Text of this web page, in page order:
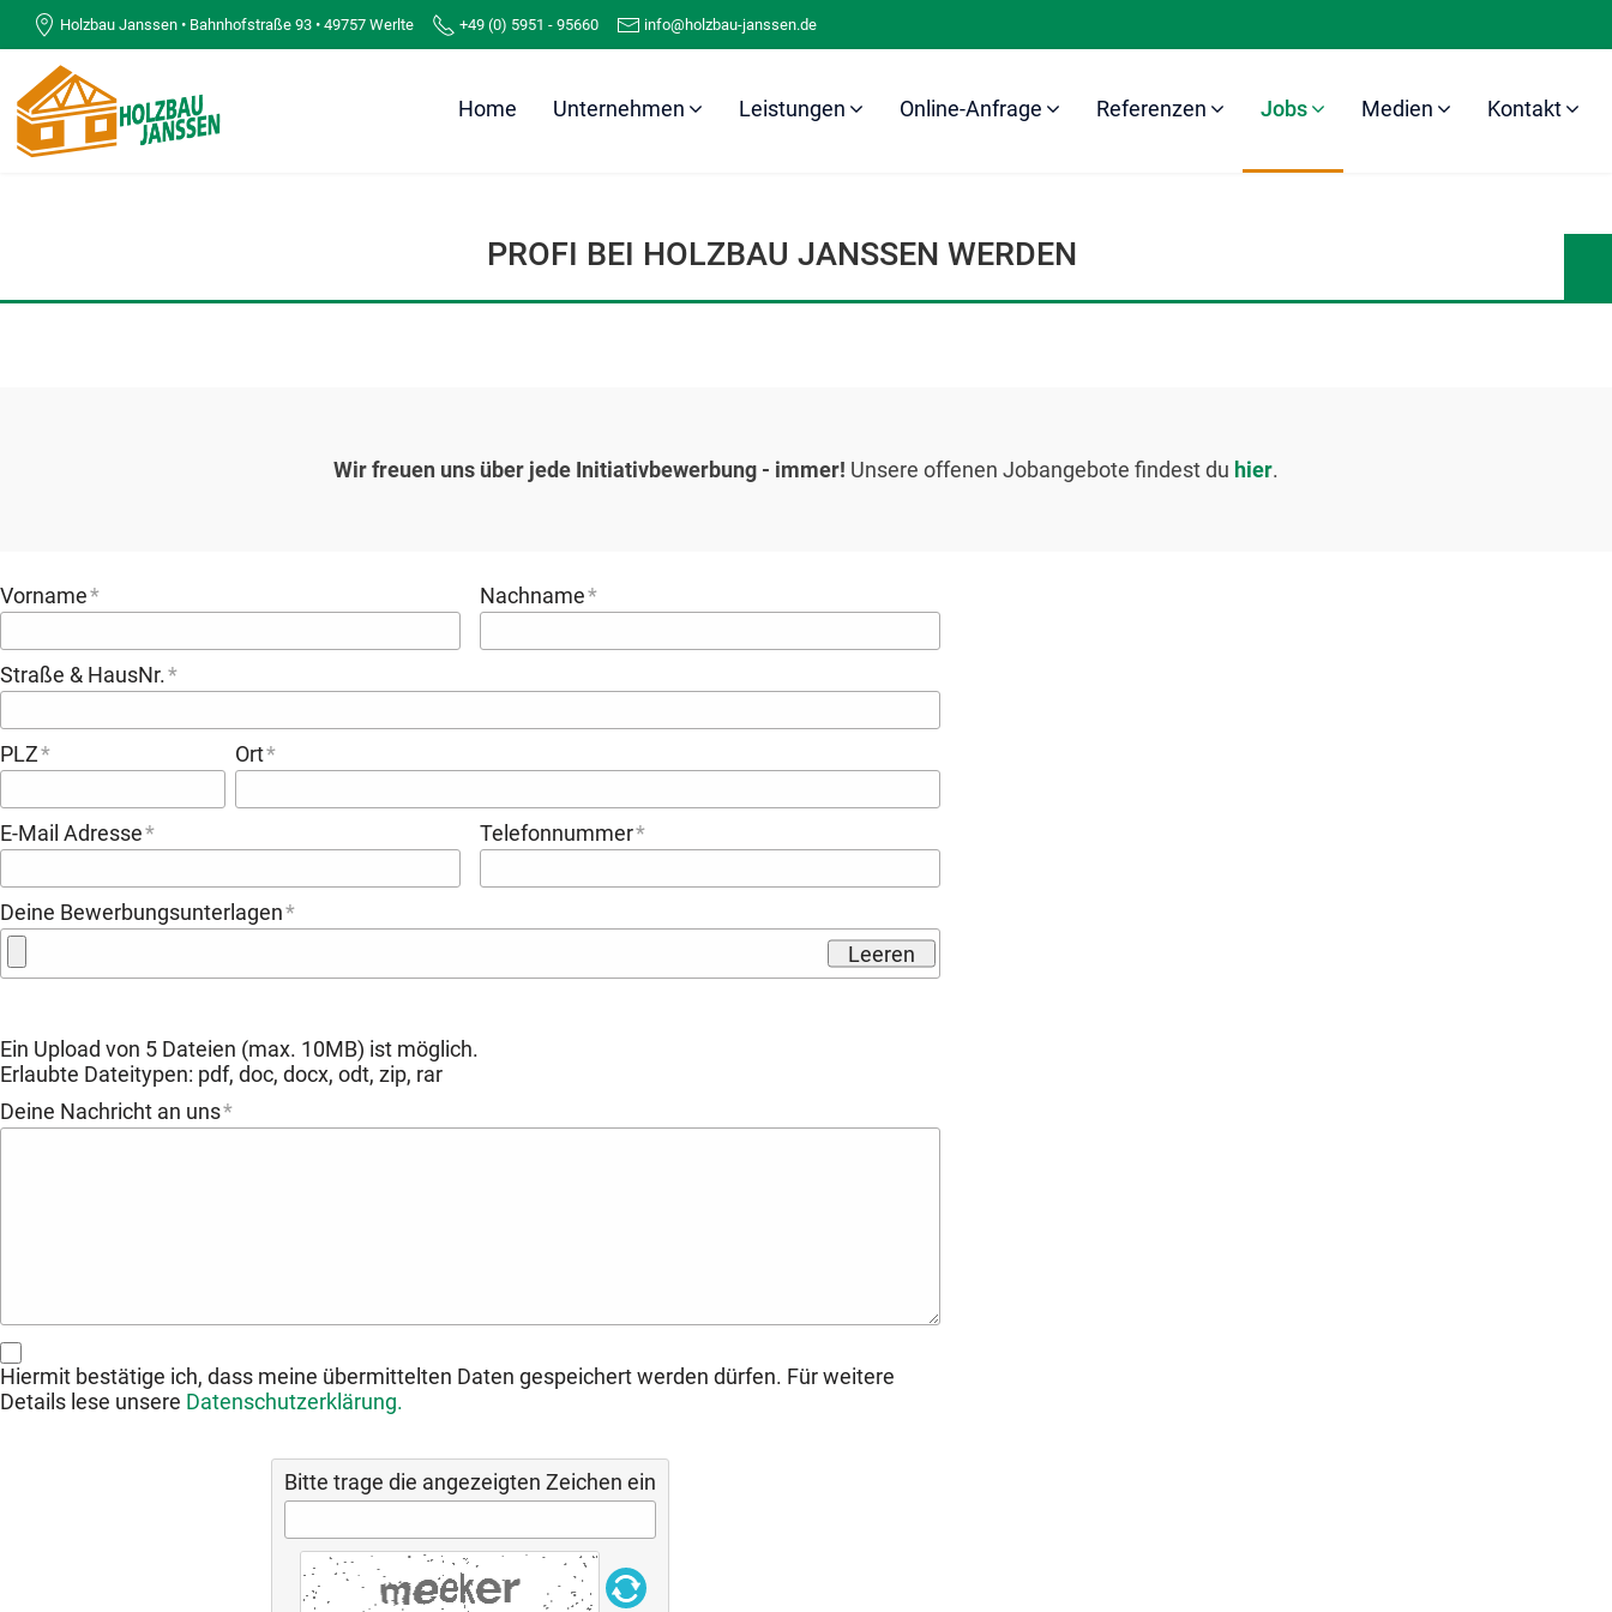
Holzbau Janssen • Bahnhofstraße 93 • 49757 Werlte +49 (0) 5951 - 95660 info@holzbau-janssen.de
Home Unternehmen Leistungen Online-Anfrage Referenzen Jobs Medien Kontakt
PROFI BEI HOLZBAU JANSSEN WERDEN
Wir freuen uns über jede Initiativbewerbung - immer! Unsere offenen Jobangebote findest du hier.
Vorname Nachname
Straße & HausNr.
PLZ Ort
E-Mail Adresse Telefonnummer
Deine Bewerbungsunterlagen
Leeren
Ein Upload von 5 Dateien (max. 10MB) ist möglich.
Erlaubte Dateitypen: pdf, doc, docx, odt, zip, rar
Deine Nachricht an uns
Hiermit bestätige ich, dass meine übermittelten Daten gespeichert werden dürfen. Für weitere
Details lese unsere Datenschutzerklärung.
Bitte trage die angezeigten Zeichen ein